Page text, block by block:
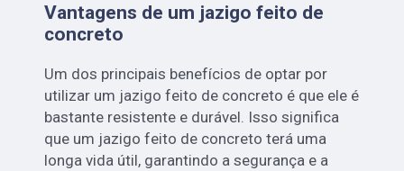
Vantagens de um jazigo feito de
concreto
Um dos principais benefícios de optar por
utilizar um jazigo feito de concreto é que ele é
bastante resistente e durável. Isso significa
que um jazigo feito de concreto terá uma
longa vida útil, garantindo a segurança e a